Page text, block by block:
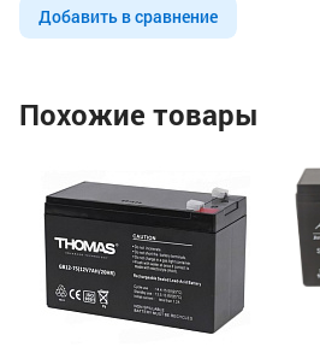
Добавить в сравнение
Похожие товары